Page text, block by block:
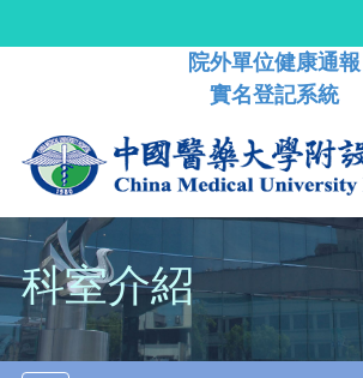
院外單位健康通報
實名登記系統
科室介紹